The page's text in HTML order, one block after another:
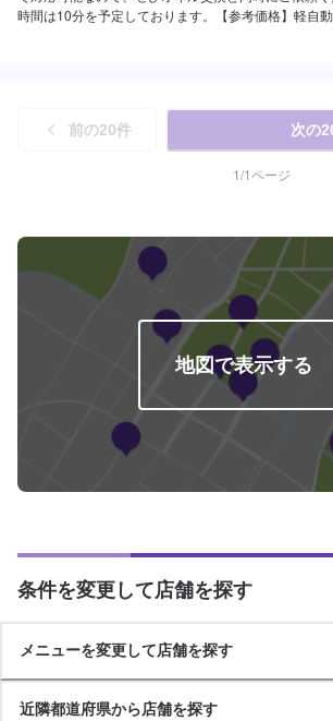
時間は10分を予定しております。【参考価格】軽自
前の20件 次の
1/1ページ
地図で表示する
条件を変更して店舗を探す
メニューを変更して店舗を探す
近隣都道府県から店舗を探す